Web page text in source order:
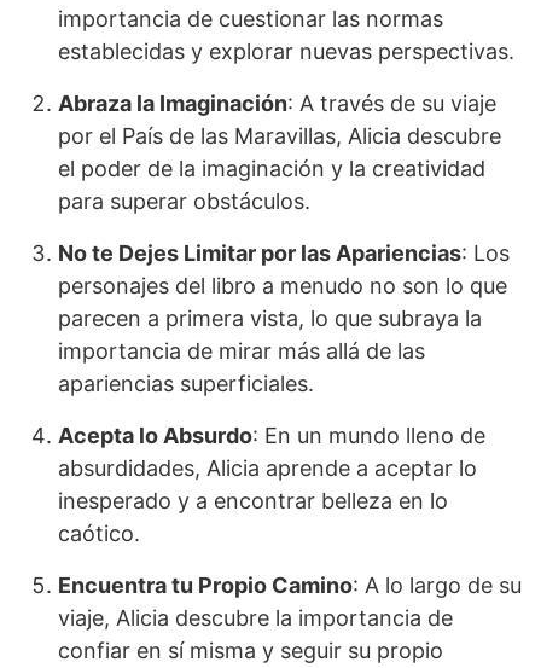
importancia de cuestionar las normas
establecidas y explorar nuevas perspectivas.
Abraza la Imaginación: A través de su viaje
por el País de las Maravillas, Alicia descubre
el poder de la imaginación y la creatividad
para superar obstáculos.
No te Dejes Limitar por las Apariencias: Los
personajes del libro a menudo no son lo que
parecen a primera vista, lo que subraya la
importancia de mirar más allá de las
apariencias superficiales.
Acepta lo Absurdo: En un mundo lleno de
absurdidades, Alicia aprende a aceptar lo
inesperado y a encontrar belleza en lo
caótico.
Encuentra tu Propio Camino: A lo largo de su
viaje, Alicia descubre la importancia de
confiar en sí misma y seguir su propio